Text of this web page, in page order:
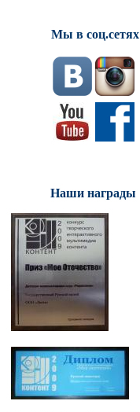
Мы в соц.сетях
Наши награды